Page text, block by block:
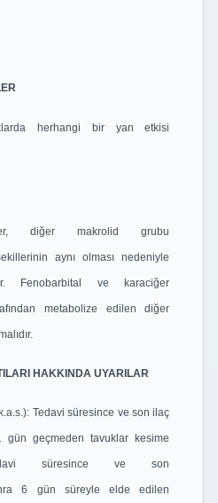
herhangi bir yan etkisi
diğer makrolid grubu
aynıolması nedeniyle
Fenobarbital ve karaciğer
metabolize edilen diğer
HAKKINDA UYARILAR
Tedavi süresince ve son ilaç
gün geçmeden tavuklar kesime
süresince ve son
6 gün süreyle elde edilen